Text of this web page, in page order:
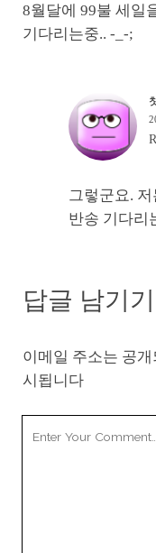
8월달에 99불 세일
기다리는중.. -_-;
그렇군요.
반송 기다리
답글 남기기
이메일 주소는 공
시됩니다